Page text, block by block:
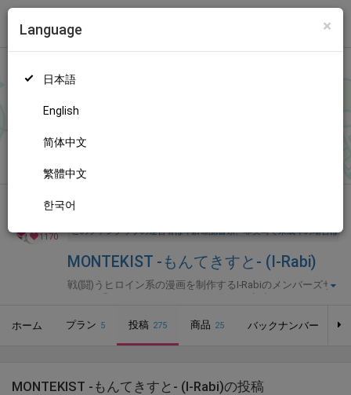
トップ
×
Language
日本語
English
简体中文
繁體中文
한국어
ファンが応援しています。
1170
全年齢向け
このファンクラブの運営者は年齢確認書類、非実写で未成年の場合は
MONTEKIST -もんてきすと- (I-Rabi)
戦(闘)うヒロイン系の漫画を制作するI-Rabiのメンバーズサ
ホーム プラン 5 投稿 275 商品 25 バックナンバー
MONTEKIST -もんてきすと- (I-Rabi)の投稿